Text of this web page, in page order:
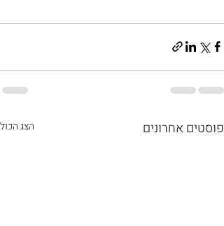
פוסטים אחרונים הצג הכול